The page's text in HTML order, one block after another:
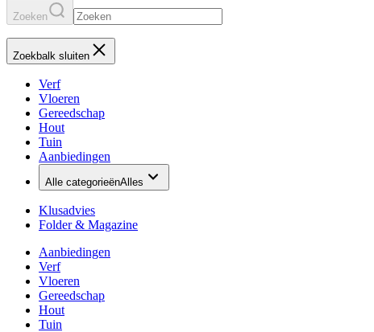
Zoeken
Zoekbalk sluiten
Verf
Vloeren
Gereedschap
Hout
Tuin
Aanbiedingen
Alle categorieënAlles
Klusadvies
Folder & Magazine
Aanbiedingen
Verf
Vloeren
Gereedschap
Hout
Tuin